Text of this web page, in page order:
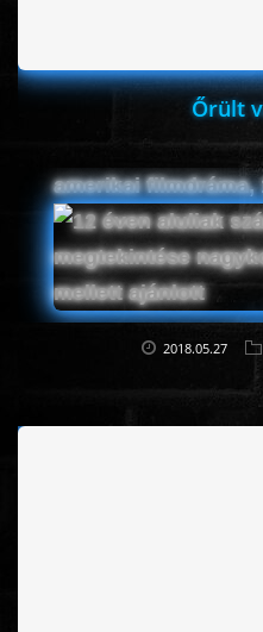
Őrült
amerikai filmdráma,
IMDb értékelés: 6.2 / 16,786
2018.05.27